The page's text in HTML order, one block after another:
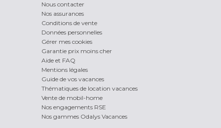
Nous contacter
Nos assurances
Conditions de vente
Données personnelles
Gérer mes cookies
Garantie prix moins cher
Aide et FAQ
Mentions légales
Guide de vos vacances
Thématiques de location vacances
Vente de mobil-home
Nos engagements RSE
Nos gammes Odalys Vacances